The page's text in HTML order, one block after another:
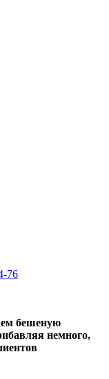
76
бешеную
немного,